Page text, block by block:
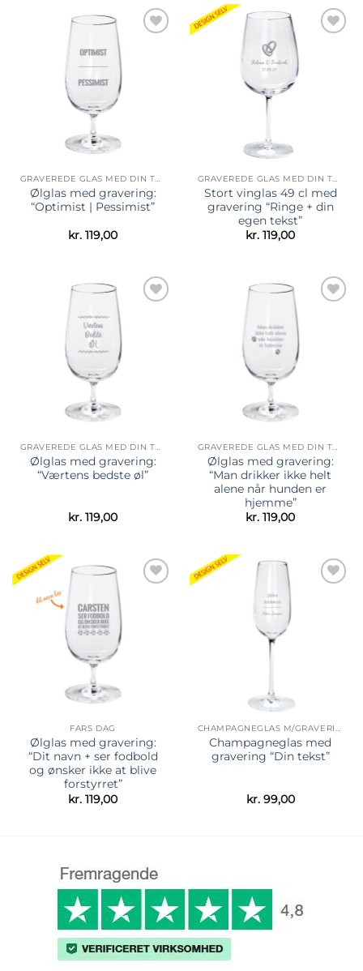
ønskeliste
GRAVEREDE GLAS MED DIN TEKST
Ølglas med gravering:
“Optimist | Pessimist”
kr. 119,00
ønskeliste
GRAVEREDE GLAS MED DIN TEKST
Stort vinglas 49 cl med
gravering “Ringe + din
egen tekst”
kr. 119,00
ønskeliste
GRAVEREDE GLAS MED DIN TEKST
Ølglas med gravering:
“Værtens bedste øl”
kr. 119,00
ønskeliste
GRAVEREDE GLAS MED DIN TEKST
Ølglas med gravering:
“Man drikker ikke helt
alene når hunden er
hjemme”
kr. 119,00
ønskeliste
FARS DAG
Ølglas med gravering:
“Dit navn + ser fodbold
og ønsker ikke at blive
forstyrret”
kr. 119,00
CHAMPAGNEGLAS M/GRAVERING
Champagneglas med
gravering “Din tekst”
kr.99,00